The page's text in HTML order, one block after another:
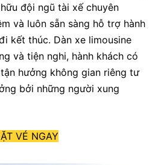
đội ngũ tài xế chuyên
và luôn sẵn sàng hỗ trợ hành
kết thúc. Dàn xe limousine
và tiện nghi, hành khách có
hưởng không gian riêng tư
bởi những người xung
VÉ NGAY